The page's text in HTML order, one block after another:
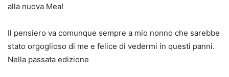
alla nuova Mea!
Il pensiero va comunque sempre a mio nonno che sarebbe
stato orgoglioso di me e felice di vedermi in questi panni.
Nella passata edizione